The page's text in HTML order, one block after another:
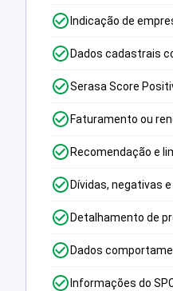
Indicação de
Dados cadastrais
Serasa Score
Faturamento ou
Recomendação e
Dívidas, negativas
Detalhamento de
Dados
Informações do